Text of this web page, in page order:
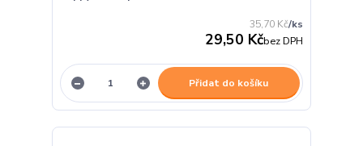
35,70 Kč/ks
29,50 Kčbez DPH
Přidat do košíku